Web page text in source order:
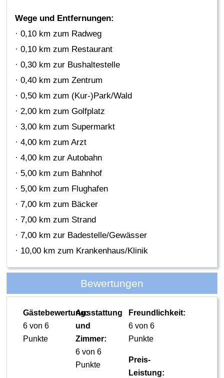
Wege und Entfernungen:
· 0,10 km zum Radweg
· 0,10 km zum Restaurant
· 0,30 km zur Bushaltestelle
· 0,40 km zum Zentrum
· 0,50 km zum (Kur-)Park/Wald
· 2,00 km zum Golfplatz
· 3,00 km zum Supermarkt
· 4,00 km zum Arzt
· 4,00 km zur Autobahn
· 5,00 km zum Bahnhof
· 5,00 km zum Flughafen
· 7,00 km zum Bäcker
· 7,00 km zum Strand
· 7,00 km zur Badestelle/Gewässer
· 10,00 km zum Krankenhaus/Klinik
Bewertungen
Gästebewertung:
6 von 6
Punkte
Ausstattung
und
Zimmer:
6 von 6
Punkte
Freundlichkeit:
6 von 6
Punkte
Preis-
Leistung: